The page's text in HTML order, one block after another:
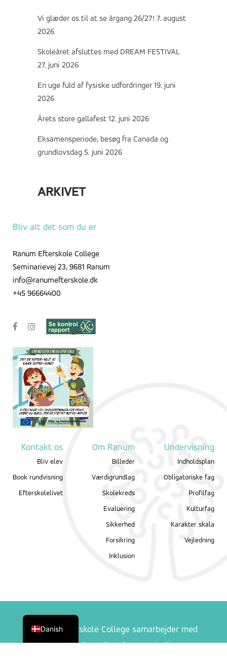
Vi glæder os til at se årgang 26/27! 7. august
2026
Skoleåret afsluttes med DREAM FESTIVAL
27. juni 2026
En uge fuld af fysiske udfordringer 19. juni
2026
Årets store gallafest 12. juni 2026
Eksamensperiode, besøg fra Canada og
grundlovsdag 5. juni 2026
ARKIVET
Bliv alt det som du er
Ranum Efterskole College
Seminarievej 23, 9681 Ranum
info@ranumefterskole.dk
+45 96664400
Kontakt os
Bliv elev
Book rundvisning
Efterskolelivet
Om Ranum
Billeder
Værdigrundlag
Skolekreds
Evaluering
Sikkerhed
Forsikring
Inklusion
Undervisning
Indholdsplan
Obligatoriske fag
Profilfag
Kulturfag
Karakter skala
Vejledning
Ranum Efterskole College samarbejder med
følgende internationale organisationer
Danish